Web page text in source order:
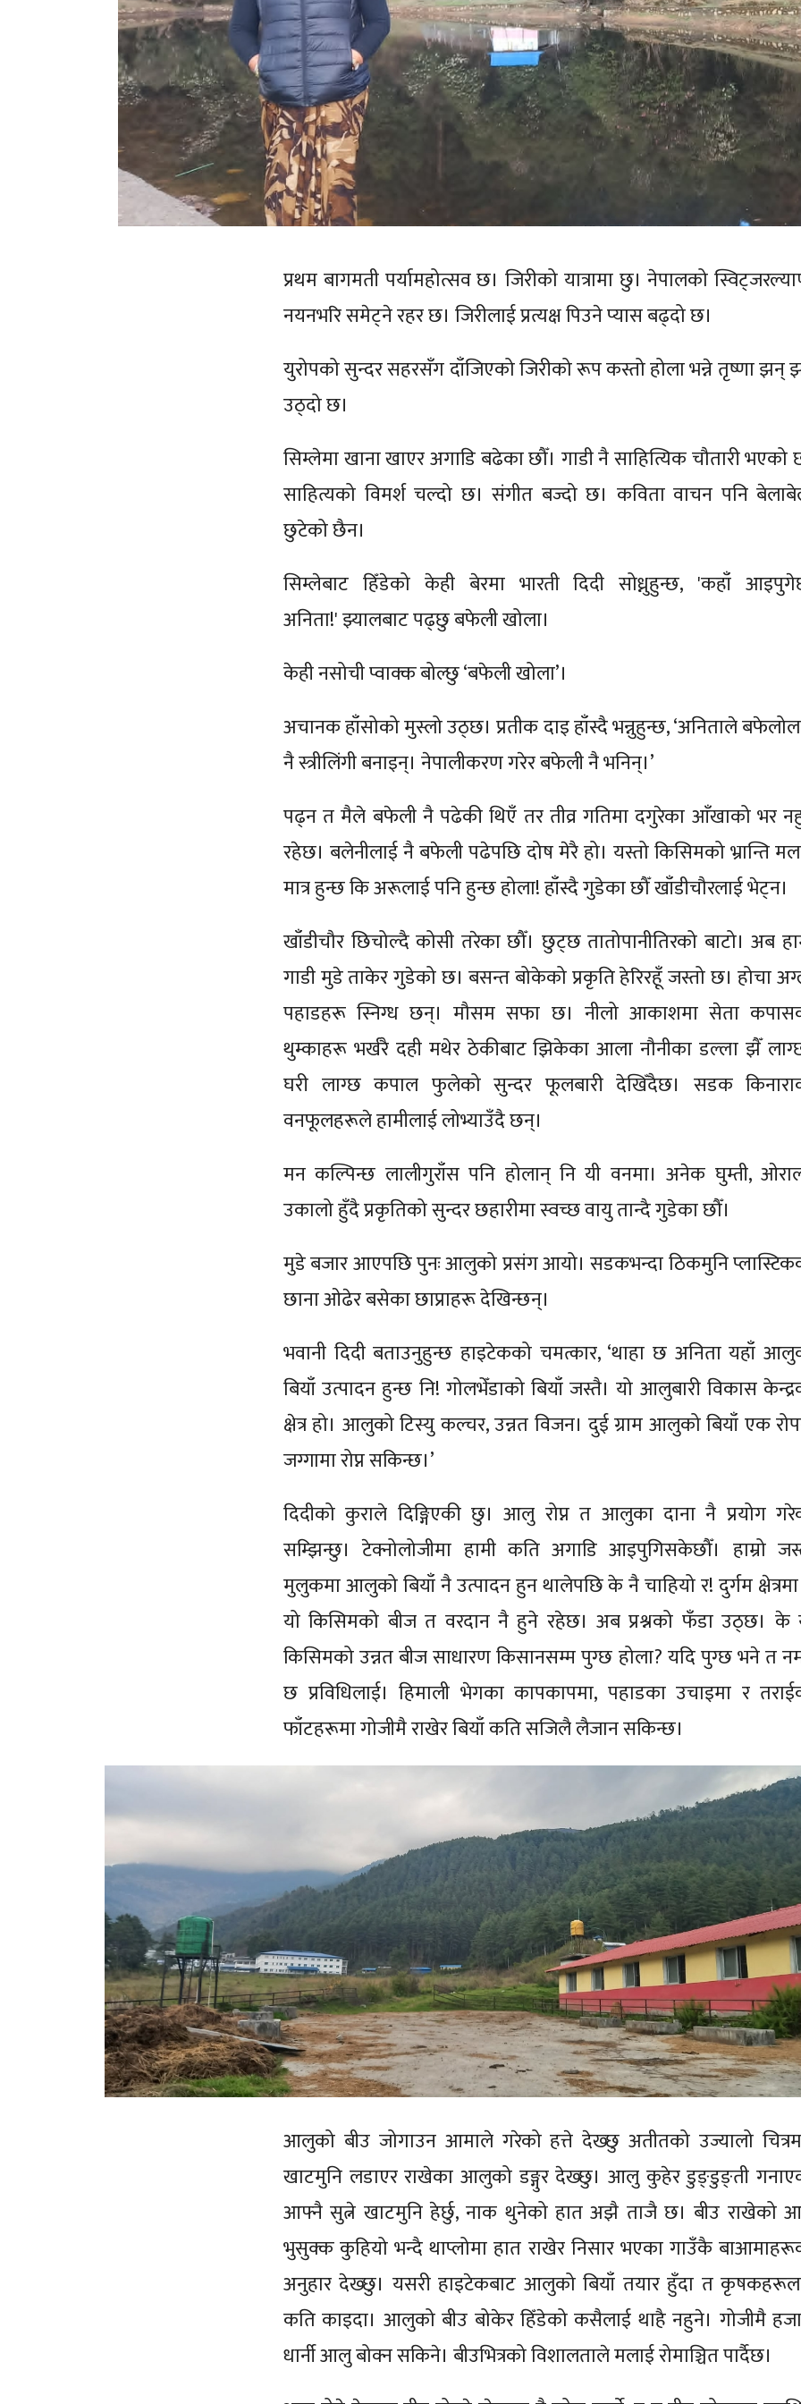
प्रथम बागमती पर्यामहोत्सव छ। जिरीको यात्रामा छु। नेपालको
नयनभरि समेट्ने रहर छ। जिरीलाई प्रत्यक्ष पिउने प्यास बढ्दो छ।
युरोपको सुन्दर सहरसँग दाँजिएको जिरीको रूप कस्तो होला भन्ने तृष्णा झन्
उठ्दो छ।
सिम्लेमा खाना खाएर अगाडि बढेका छौँ। गाडी नै साहित्यिक चौतारी भएको
साहित्यको विमर्श चल्दो छ। संगीत बज्दो छ। कविता वाचन पनि
छुटेको छैन।
सिम्लेबाट हिँडेको केही बेरमा भारती दिदी सोध्नुहुन्छ, 'कहाँ
अनिता!' झ्यालबाट पढ्छु बफेली खोला।
केही नसोची प्वाक्क बोल्छु ‘बफेली खोला’।
अचानक हाँसोको मुस्लो उठ्छ। प्रतीक दाइ हाँस्दै भन्नुहुन्छ, ‘अनिताले
नै स्त्रीलिंगी बनाइन्। नेपालीकरण गरेर बफेली नै भनिन्।’
पढ्न त मैले बफेली नै पढेकी थिएँ तर तीव्र गतिमा दगुरेका आँखाको भर
रहेछ। बलेनीलाई नै बफेली पढेपछि दोष मेरै हो। यस्तो किसिमको भ्रान्ति
मात्र हुन्छ कि अरूलाई पनि हुन्छ होला! हाँस्दै गुडेका छौँ खाँडीचौरलाई भेट्न।
खाँडीचौर छिचोल्दै कोसी तरेका छौँ। छुट्छ तातोपानीतिरको बाटो। अब
गाडी मुडे ताकेर गुडेको छ। बसन्त बोकेको प्रकृति हेरिरहूँ जस्तो छ। होचा
पहाडहरू स्निग्ध छन्। मौसम सफा छ। नीलो आकाशमा सेता
थुम्काहरू भर्खरै दही मथेर ठेकीबाट झिकेका आला नौनीका डल्ला झैँ
घरी लाग्छ कपाल फुलेको सुन्दर फूलबारी देखिँदैछ। सडक
वनफूलहरूले हामीलाई लोभ्याउँदै छन्।
मन कल्पिन्छ लालीगुराँस पनि होलान् नि यी वनमा। अनेक घुम्ती,
उकालो हुँदै प्रकृतिको सुन्दर छहारीमा स्वच्छ वायु तान्दै गुडेका छौँ।
मुडे बजार आएपछि पुनः आलुको प्रसंग आयो। सडकभन्दा ठिकमुनि
छाना ओढेर बसेका छाप्राहरू देखिन्छन्।
भवानी दिदी बताउनुहुन्छ हाइटेकको चमत्कार, ‘थाहा छ अनिता यहाँ
बियाँ उत्पादन हुन्छ नि! गोलभेँडाको बियाँ जस्तै। यो आलुबारी विकास
क्षेत्र हो। आलुको टिस्यु कल्चर, उन्नत विजन। दुई ग्राम आलुको बियाँ एक
जग्गामा रोप्न सकिन्छ।’
दिदीको कुराले दिङ्गिएकी छु। आलु रोप्न त आलुका दाना नै प्रयोग
सम्झिन्छु। टेक्नोलोजीमा हामी कति अगाडि आइपुगिसकेछौँ। हाम्रो
मुलुकमा आलुको बियाँ नै उत्पादन हुन थालेपछि के नै चाहियो र! दुर्गम
यो किसिमको बीज त वरदान नै हुने रहेछ। अब प्रश्नको फँडा उठ्छ। के
किसिमको उन्नत बीज साधारण किसानसम्म पुग्छ होला? यदि पुग्छ भने त
छ प्रविधिलाई। हिमाली भेगका कापकापमा, पहाडका उचाइमा र
फाँटहरूमा गोजीमै राखेर बियाँ कति सजिलै लैजान सकिन्छ।
आलुको बीउ जोगाउन आमाले गरेको हत्ते देख्छु अतीतको उज्यालो
खाटमुनि लडाएर राखेका आलुको डङ्गुर देख्छु। आलु कुहेर डुङ्डुङ्ती
आफ्नै सुत्ने खाटमुनि हेर्छु, नाक थुनेको हात अझै ताजै छ। बीउ राखेको
भुसुक्क कुहियो भन्दै थाप्लोमा हात राखेर निसार भएका गाउँकै
अनुहार देख्छु। यसरी हाइटेकबाट आलुको बियाँ तयार हुँदा त
कति काइदा। आलुको बीउ बोकेर हिँडेको कसैलाई थाहै नहुने। गोजीमै
धार्नी आलु बोक्न सकिने। बीउभित्रको विशालताले मलाई रोमाञ्चित पार्दैछ।